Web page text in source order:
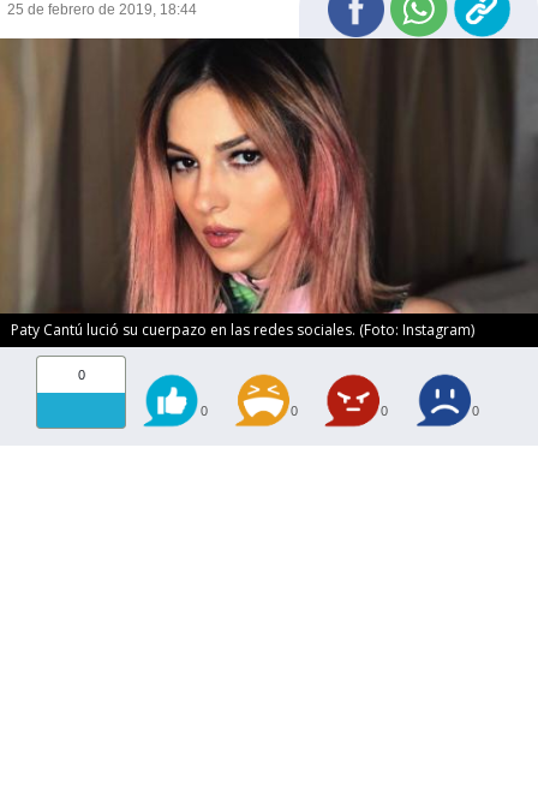
25 de febrero de 2019, 18:44
Paty Cantú lució su cuerpazo en las redes sociales. (Foto: Instagram)
0
0 0 0 0